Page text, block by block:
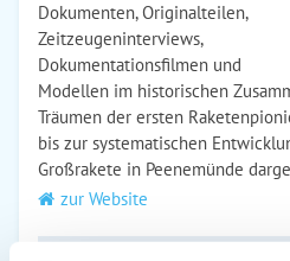
Dokumenten, Originalteilen,
Zeitzeugeninterviews,
Dokumentationsfilmen und
Modellen im historischen
Träumen der ersten
bis zur systematischen
Großrakete in Peenemünde
zur Website